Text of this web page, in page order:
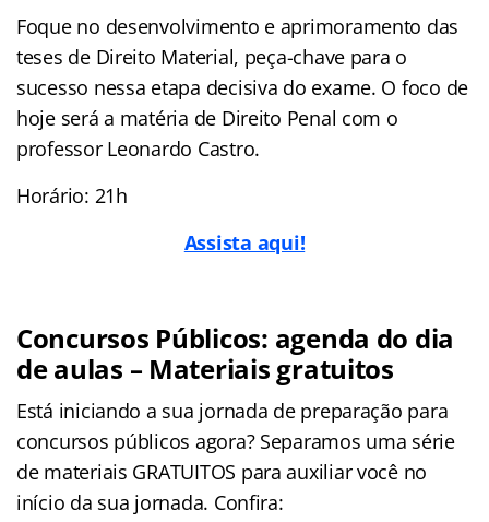
Foque no desenvolvimento e aprimoramento das
teses de Direito Material, peça-chave para o
sucesso nessa etapa decisiva do exame. O foco de
hoje será a matéria de Direito Penal com o
professor Leonardo Castro.
Horário: 21h
Assista aqui!
Concursos Públicos: agenda do dia
de aulas – Materiais gratuitos
Está iniciando a sua jornada de preparação para
concursos públicos agora? Separamos uma série
de materiais GRATUITOS para auxiliar você no
início da sua jornada. Confira: